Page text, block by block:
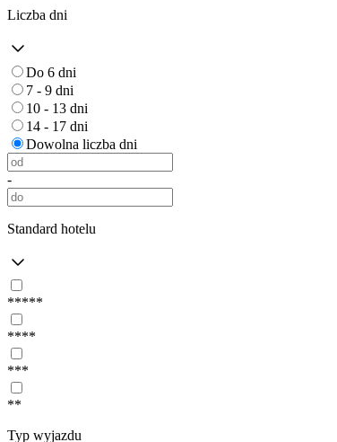
Liczba dni
Do 6 dni
7 - 9 dni
10 - 13 dni
14 - 17 dni
Dowolna liczba dni
-
Standard hotelu
*****
****
***
**
Typ wyjazdu